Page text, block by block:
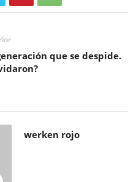
que se despide.
werken rojo